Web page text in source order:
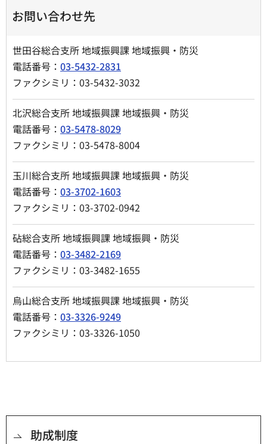
お問い合わせ先
世田谷総合支所 地域振興課 地域振興・防災
電話番号： 03-5432-2831
ファクシミリ：03-5432-3032
北沢総合支所 地域振興課 地域振興・防災
電話番号： 03-5478-8029
ファクシミリ：03-5478-8004
玉川総合支所 地域振興課 地域振興・防災
電話番号： 03-3702-1603
ファクシミリ：03-3702-0942
砧総合支所 地域振興課 地域振興・防災
電話番号： 03-3482-2169
ファクシミリ：03-3482-1655
烏山総合支所 地域振興課 地域振興・防災
電話番号： 03-3326-9249
ファクシミリ：03-3326-1050
助成制度